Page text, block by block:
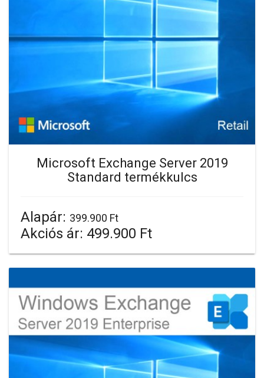
Microsoft Exchange Server 2019
Standard termékkulcs
Alapár: 399.900 Ft
Akciós ár: 499.900 Ft